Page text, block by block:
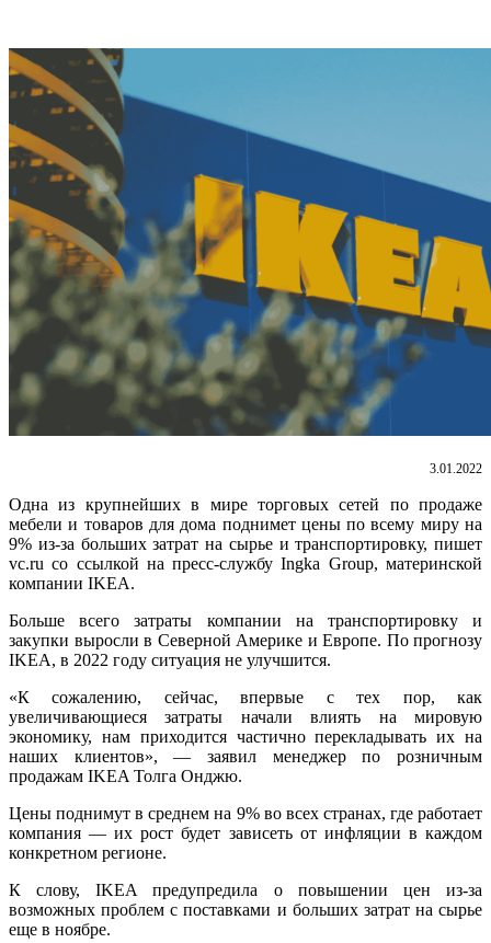
3.01.2022
Одна из крупнейших в мире торговых сетей по продаже
мебели и товаров для дома поднимет цены по всему миру на
9% из-за больших затрат на сырье и транспортировку, пишет
vc.ru со ссылкой на пресс-службу Ingka Group, материнской
компании IKEA.
Больше всего затраты компании на транспортировку и
закупки выросли в Северной Америке и Европе. По прогнозу
IKEA, в 2022 году ситуация не улучшится.
«К сожалению, сейчас, впервые с тех пор, как
увеличивающиеся затраты начали влиять на мировую
экономику, нам приходится частично перекладывать их на
наших клиентов», — заявил менеджер по розничным
продажам IKEA Толга Онджю.
Цены поднимут в среднем на 9% во всех странах, где работает
компания — их рост будет зависеть от инфляции в каждом
конкретном регионе.
К слову, IKEA предупредила о повышении цен из-за
возможных проблем с поставками и больших затрат на сырье
еще в ноябре.